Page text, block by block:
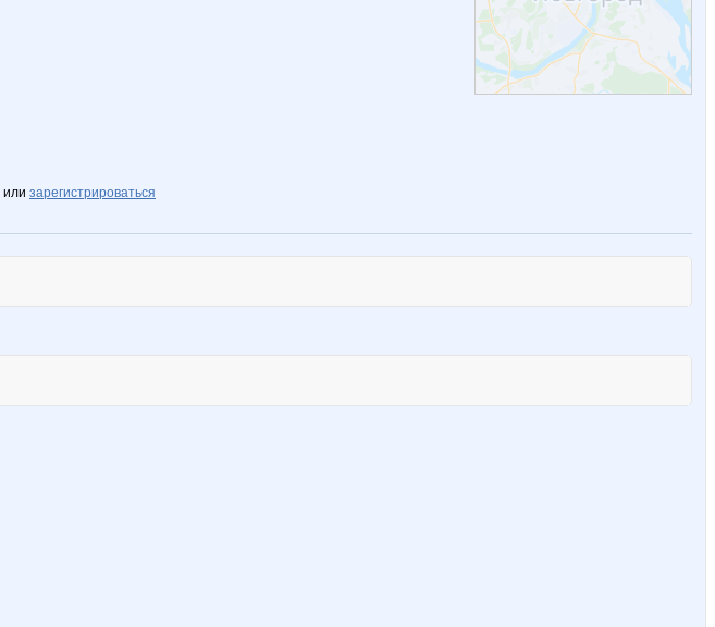
или зарегистрироваться